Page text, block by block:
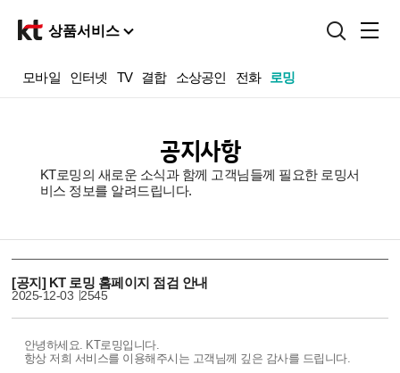
상품서비스
혜택
고객지원
모바일 인터넷 TV 결합 소상공인 전화 로밍
공지사항
KT로밍의 새로운 소식과 함께 고객님들께 필요한 로밍서
비스 정보를 알려드립니다.
[공지] KT 로밍 홈페이지 점검 안내
2025-12-03 2545
안녕하세요. KT로밍입니다.
항상 저희 서비스를 이용해주시는 고객님께 깊은 감사를 드립니다.